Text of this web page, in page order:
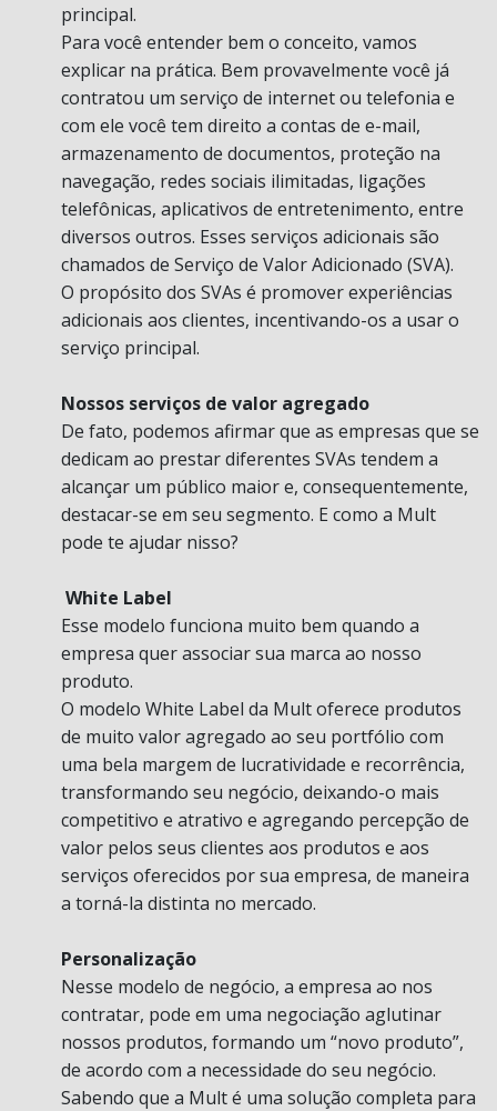
principal.
Para você entender bem o conceito, vamos
explicar na prática. Bem provavelmente você já
contratou um serviço de internet ou telefonia e
com ele você tem direito a contas de e-mail,
armazenamento de documentos, proteção na
navegação, redes sociais ilimitadas, ligações
telefônicas, aplicativos de entretenimento, entre
diversos outros. Esses serviços adicionais são
chamados de Serviço de Valor Adicionado (SVA).
O propósito dos SVAs é promover experiências
adicionais aos clientes, incentivando-os a usar o
serviço principal.
Nossos serviços de valor agregado
De fato, podemos afirmar que as empresas que se
dedicam ao prestar diferentes SVAs tendem a
alcançar um público maior e, consequentemente,
destacar-se em seu segmento. E como a Mult
pode te ajudar nisso?
White Label
Esse modelo funciona muito bem quando a
empresa quer associar sua marca ao nosso
produto.
O modelo White Label da Mult oferece produtos
de muito valor agregado ao seu portfólio com
uma bela margem de lucratividade e recorrência,
transformando seu negócio, deixando-o mais
competitivo e atrativo e agregando percepção de
valor pelos seus clientes aos produtos e aos
serviços oferecidos por sua empresa, de maneira
a torná-la distinta no mercado.
Personalização
Nesse modelo de negócio, a empresa ao nos
contratar, pode em uma negociação aglutinar
nossos produtos, formando um “novo produto”,
de acordo com a necessidade do seu negócio.
Sabendo que a Mult é uma solução completa para